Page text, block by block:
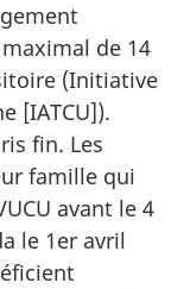
de 14
(Initiative
[IATCU]).
fin. Les
famille qui
avant le 4
le 1er avril